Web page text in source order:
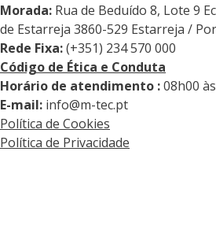
Morada: Rua de Beduído 8, Lote 9
de Estarreja 3860-529 Estarreja /
Rede Fixa:(+351) 234 570 000
Código de Ética e Conduta
Horário de atendimento :08h00
E-mail: info@m-tec.pt
Política de Cookies
Política de Privacidade